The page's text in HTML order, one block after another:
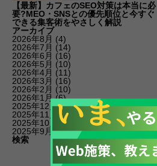
【最新】カフェのSEO対策は本当に必
要?MEO・SNSとの優先順位と今すぐ
できる集客術をやさしく解説
アーカイブ
2026年8月 (4)
2026年7月 (14)
2026年6月 (16)
2026年5月 (10)
2026年4月 (11)
2026年3月 (16)
2026年2月 (10)
2026年1月(6)
2025年12月(19)
2025年11月
(14)
2025年10月
(11)
2025年9月(20)
検索